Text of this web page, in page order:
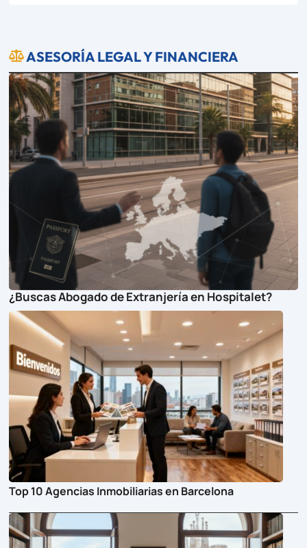
ASESORÍA LEGAL Y FINANCIERA
¿Buscas Abogado de Extranjería en Hospitalet?
Top 10 Agencias Inmobiliarias en Barcelona